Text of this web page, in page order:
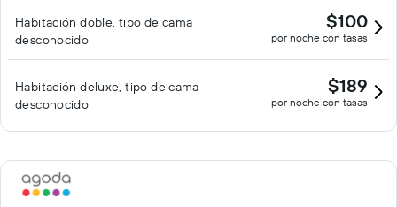
Habitación doble, tipo de cama
desconocido
$100
por noche con tasas
Habitación deluxe, tipo de cama
desconocido
$189
por noche con tasas